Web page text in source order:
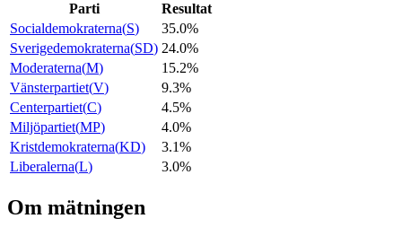
Parti
Resultat
Socialdemokraterna(S)
35.0%
Sverigedemokraterna(SD) 24.0%
Moderaterna(M)
15.2%
Vänsterpartiet(V)
9.3%
Centerpartiet(C)
4.5%
Miljöpartiet(MP)
4.0%
Kristdemokraterna(KD)
3.1%
Liberalerna(L) 3.0%
Om mätningen